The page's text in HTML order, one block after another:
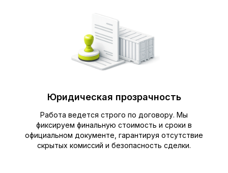
Юридическая прозрачность
Работа ведется строго по договору. Мы
фиксируем финальную стоимость и сроки в
официальном документе, гарантируя отсутствие
скрытых комиссий и безопасность сделки.